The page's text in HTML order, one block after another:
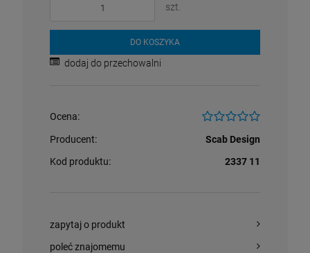
szt.
DO KOSZYKA
dodaj do przechowalni
Ocena:
Producent:
Scab Design
Kod produktu:
2337 11
zapytaj o produkt
poleć znajomemu